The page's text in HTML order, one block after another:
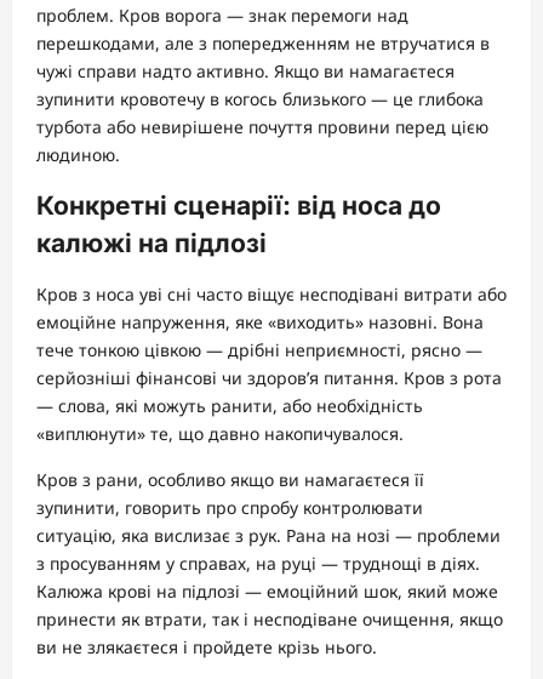
проблем. Кров ворога — знак перемоги над
перешкодами, але з попередженням не втручатися в
чужі справи надто активно. Якщо ви намагаєтеся
зупинити кровотечу в когось близького — це глибока
турбота або невирішене почуття провини перед цією
людиною.
Конкретні сценарії: від носа до
калюжі на підлозі
Кров з носа уві сні часто віщує несподівані витрати або
емоційне напруження, яке «виходить» назовні. Вона
тече тонкою цівкою — дрібні неприємності, рясно —
серйозніші фінансові чи здоров’я питання. Кров з рота
— слова, які можуть ранити, або необхідність
«виплюнути» те, що давно накопичувалося.
Кров з рани, особливо якщо ви намагаєтеся її
зупинити, говорить про спробу контролювати
ситуацію, яка вислизає з рук. Рана на нозі — проблеми
з просуванням у справах, на руці — труднощі в діях.
Калюжа крові на підлозі — емоційний шок, який може
принести як втрати, так і несподіване очищення, якщо
ви не злякаєтеся і пройдете крізь нього.